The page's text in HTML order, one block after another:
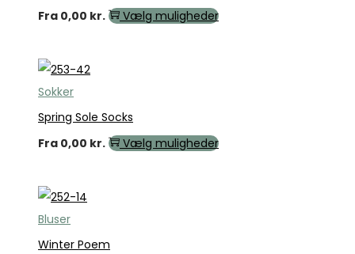
Fra 0,00 kr. Vælg muligheder
Sokker
Spring Sole Socks
Fra 0,00 kr. Vælg muligheder
Bluser
Winter Poem